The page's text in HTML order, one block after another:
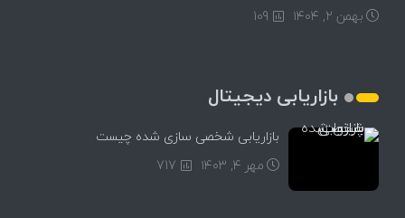
بهمن ۲, ۱۴۰۴
109
بازاریابی دیجیتال
بازاریابی شخصی سازی شده چیست
مهر ۴, ۱۴۰۳
717